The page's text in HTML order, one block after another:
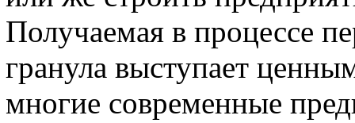
Получаемая в процессе
гранула выступает
многие современные